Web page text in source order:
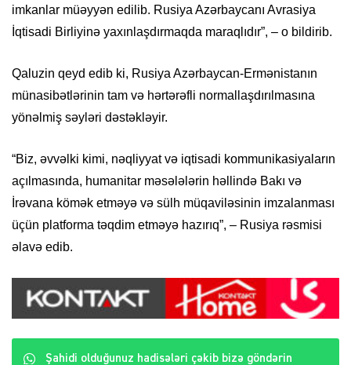
imkanlar müəyyən edilib. Rusiya Azərbaycanı Avrasiya
İqtisadi Birliyinə yaxınlaşdırmaqda maraqlıdır”, – o bildirib.
Qaluzin qeyd edib ki, Rusiya Azərbaycan-Ermənistanın
münasibətlərinin tam və hərtərəfli normallaşdırılmasına
yönəlmiş səyləri dəstəkləyir.
“Biz, əvvəlki kimi, nəqliyyat və iqtisadi kommunikasiyaların
açılmasında, humanitar məsələlərin həllində Bakı və
İrəvana kömək etməyə və sülh müqaviləsinin imzalanması
üçün platforma təqdim etməyə hazırıq”, – Rusiya rəsmisi
əlavə edib.
Şahidi olduğunuz hadisələri çəkib bizə göndərin